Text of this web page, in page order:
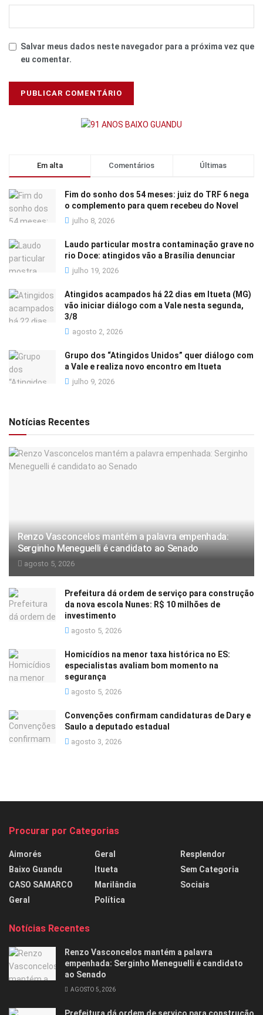
Salvar meus dados neste navegador para a próxima vez que
eu comentar.
Em alta Comentários Últimas
Fim do sonho dos 54 meses: juiz do TRF 6 nega
o complemento para quem recebeu do Novel
julho 8, 2026
Laudo particular mostra contaminação grave no
rio Doce: atingidos vão a Brasília denunciar
julho 19, 2026
Atingidos acampados há 22 dias em Itueta (MG)
vão iniciar diálogo com a Vale nesta segunda,
3/8
agosto 2, 2026
Grupo dos “Atingidos Unidos” quer diálogo com
a Vale e realiza novo encontro em Itueta
julho 9, 2026
Notícias Recentes
Renzo Vasconcelos mantém a palavra empenhada:
Serginho Meneguelli é candidato ao Senado
agosto 5, 2026
Prefeitura dá ordem de serviço para construção
da nova escola Nunes: R$ 10 milhões de
investimento
agosto 5, 2026
Homicídios na menor taxa histórica no ES:
especialistas avaliam bom momento na
segurança
agosto 5, 2026
Convenções confirmam candidaturas de Dary e
Saulo a deputado estadual
agosto 3, 2026
Procurar por Categorias
Aimorés
Baixo Guandu
CASO SAMARCO
Geral
Geral
Itueta
Marilândia
Política
Resplendor
Sem Categoria
Sociais
Notícias Recentes
Renzo Vasconcelos mantém a palavra
empenhada: Serginho Meneguelli é candidato
ao Senado
AGOSTO 5, 2026
Prefeitura dá ordem de serviço para construção